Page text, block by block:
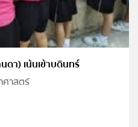
ดา) เน้นเข้าบดินทร์
าสตร์